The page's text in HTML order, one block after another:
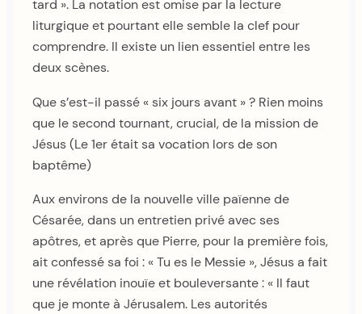
tard ». La notation est omise par la lecture
liturgique et pourtant elle semble la clef pour
comprendre. Il existe un lien essentiel entre les
deux scènes.
Que s’est-il passé « six jours avant » ? Rien moins
que le second tournant, crucial, de la mission de
Jésus (Le 1er était sa vocation lors de son
baptême)
Aux environs de la nouvelle ville païenne de
Césarée, dans un entretien privé avec ses
apôtres, et après que Pierre, pour la première fois,
ait confessé sa foi : « Tu es le Messie », Jésus a fait
une révélation inouïe et bouleversante : « Il faut
que je monte à Jérusalem. Les autorités